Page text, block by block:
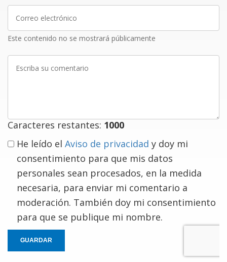
Correo
electrónico
Este contenido no se mostrará públicamente
Escriba
Caracteres restantes: 1000
He leído el Aviso de privacidad y doy mi
consentimiento para que mis datos
personales sean procesados, en la medida
necesaria, para enviar mi comentario a
moderación. También doy mi consentimiento
para que se publique mi nombre.
GUARDAR